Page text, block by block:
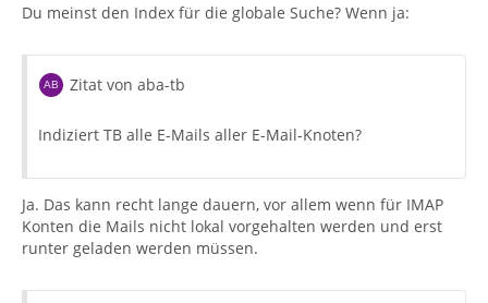
Du meinst den Index für die globale Suche? Wenn ja:
Zitat von aba-tb
Indiziert TB alle E-Mails aller E-Mail-Knoten?
Ja. Das kann recht lange dauern, vor allem wenn für IMAP
Konten die Mails nicht lokal vorgehalten werden und erst
runter geladen werden müssen.